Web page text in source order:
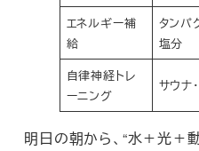
エネルギー補
給
タンパ
塩分
自律神経トレ
ーニング
サウナ
明日の朝から、“水＋光＋